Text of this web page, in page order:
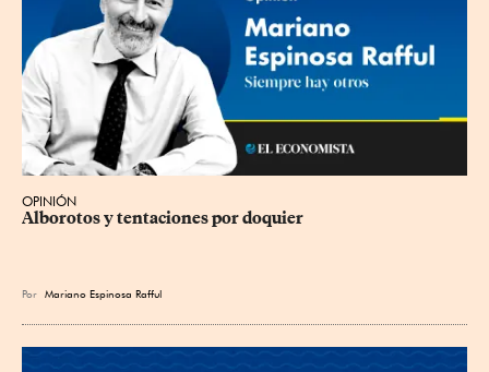
OPINIÓN
Alborotos y tentaciones por doquier
Por Mariano Espinosa Rafful